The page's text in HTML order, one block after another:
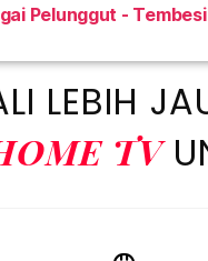
Pelunggut - Tembesi
LEBIH
TV